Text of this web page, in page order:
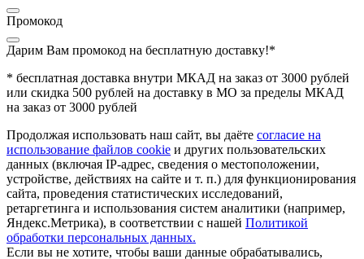
Промокод
Дарим Вам промокод на бесплатную доставку!*
* бесплатная доставка внутри МКАД на заказ от 3000 рублей
или скидка 500 рублей на доставку в МО за пределы МКАД
на заказ от 3000 рублей
Продолжая использовать наш сайт, вы даёте согласие на
использование файлов cookie и других пользовательских
данных (включая IP-адрес, сведения о местоположении,
устройстве, действиях на сайте и т. п.) для функционирования
сайта, проведения статистических исследований,
ретаргетинга и использования систем аналитики (например,
Яндекс.Метрика), в соответствии с нашей Политикой
обработки персональных данных.
Если вы не хотите, чтобы ваши данные обрабатывались,